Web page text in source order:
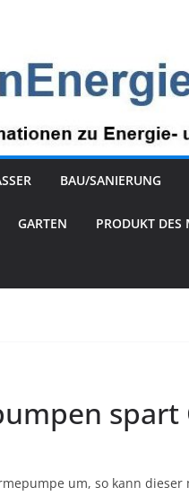
BAU/SANIERUNG
GARTEN PRODUKT DES
spart
um, so kann